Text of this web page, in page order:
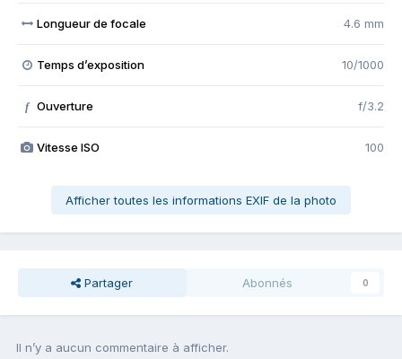
Longueur de focale 4.6 mm
Temps d’exposition 10/1000
f Ouverture f/3.2
Vitesse ISO 100
Afficher toutes les informations EXIF de la photo
Partager Abonnés 0
Il n’y a aucun commentaire à afficher.